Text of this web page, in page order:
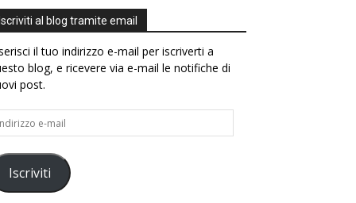
Iscriviti al blog tramite email
il tuo indirizzo e-mail per iscriverti a
blog, e ricevere via e-mail le notifiche di
post.
Iscriviti